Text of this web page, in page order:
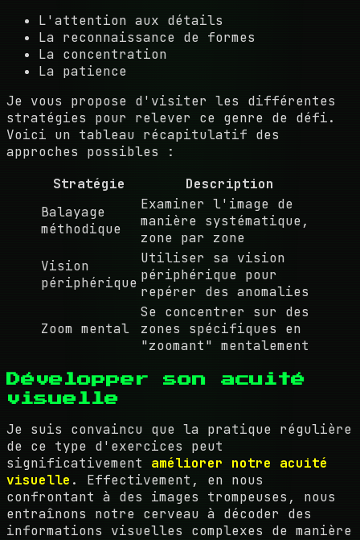
L'attention aux détails
La reconnaissance de formes
La concentration
La patience
Je vous propose d'visiter les différentes
stratégies pour relever ce genre de défi.
Voici un tableau récapitulatif des
approches possibles :
Stratégie
Description
Balayage
méthodique
Examiner l'image de
manière systématique,
zone par zone
Vision
périphérique
Utiliser sa vision
périphérique pour
repérer des anomalies
Zoom mental
Se concentrer sur des
zones spécifiques en
"zoomant" mentalement
Développer son acuité
visuelle
Je suis convaincu que la pratique régulière
de ce type d'exercices peut
significativement améliorer notre acuité
visuelle . Effectivement, en nous
confrontant à des images trompeuses, nous
entraînons notre cerveau à décoder des
informations visuelles complexes de manière